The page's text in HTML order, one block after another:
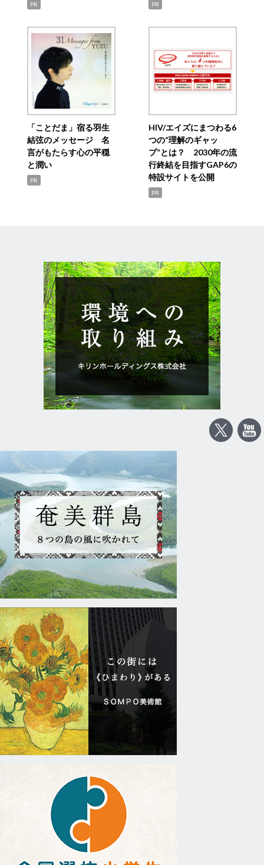
PR PR
「ことだま」宿る羽生
結弦のメッセージ 名
言がもたらす心の平穏
と潤い
PR
HIV/エイズにまつわる6
つの“理解のギャッ
プ”とは？ 2030年の流
行終結を目指すGAP6の
特設サイトを公開
PR